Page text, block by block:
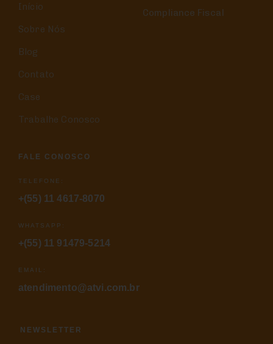
Início
Sobre Nós
Blog
Contato
Case
Trabalhe Conosco
Compliance Fiscal
FALE CONOSCO
TELEFONE:
+(55) 11 4617-8070
WHATSAPP:
+(55) 11 91479-5214
EMAIL:
atendimento@atvi.com.br
NEWSLETTER